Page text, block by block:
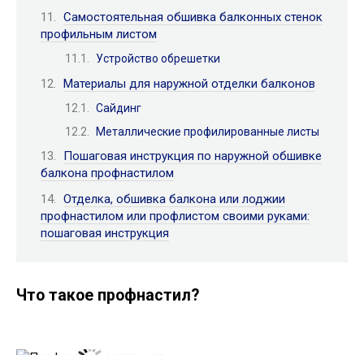
Самостоятельная обшивка балконных стенок
профильным листом
Устройство обрешетки
Материалы для наружной отделки балконов
Сайдинг
Металлические профилированные листы
Пошаговая инструкция по наружной обшивке
балкона профнастилом
Отделка, обшивка балкона или лоджии
профнастилом или профлистом своими руками:
пошаговая инструкция
Что такое профнастил?